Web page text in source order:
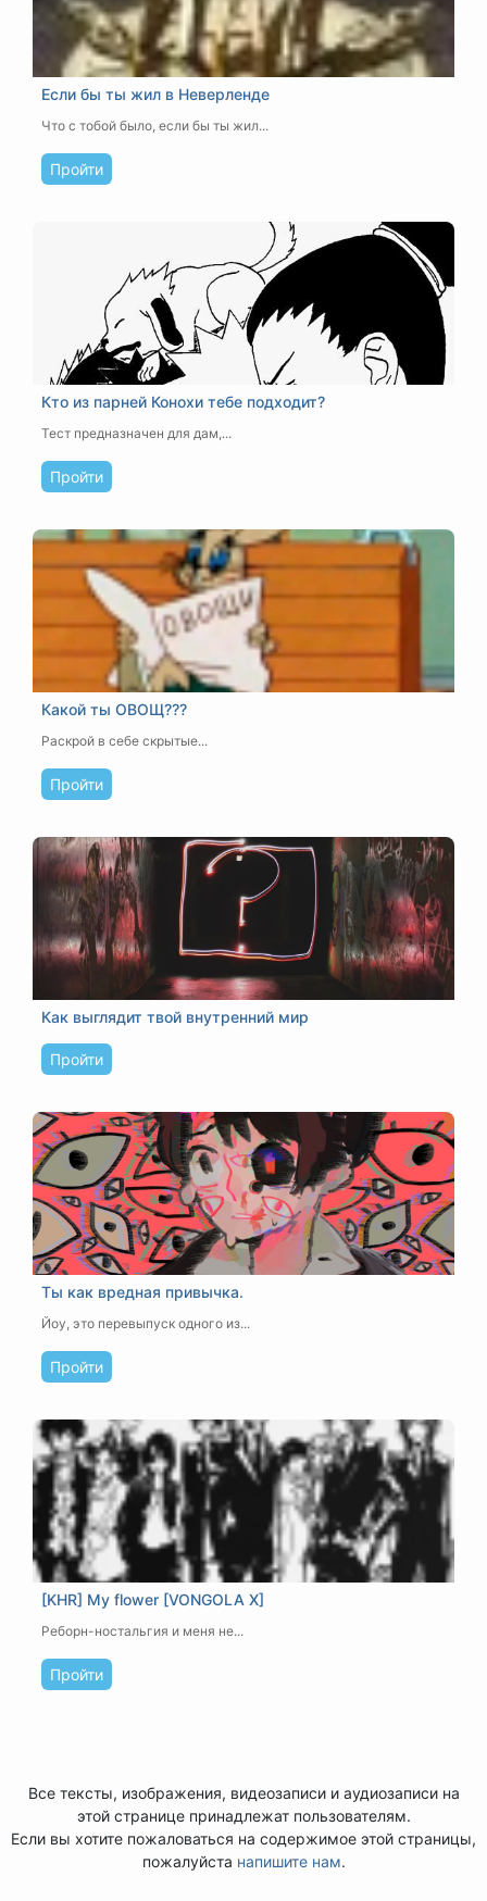
Если бы ты жил в Неверленде
Что с тобой было, если бы ты жил...
Пройти
Кто из парней Конохи тебе подходит?
Тест предназначен для дам,...
Пройти
Какой ты ОВОЩ???
Раскрой в себе скрытые...
Пройти
Как выглядит твой внутренний мир
Пройти
Ты как вредная привычка.
Йоу, это перевыпуск одного из...
Пройти
[KHR] My flower [VONGOLA X]
Реборн-ностальгия и меня не...
Пройти
Все тексты, изображения, видеозаписи и аудиозаписи на
этой странице принадлежат пользователям.
Если вы хотите пожаловаться на содержимое этой страницы,
пожалуйста напишите нам.